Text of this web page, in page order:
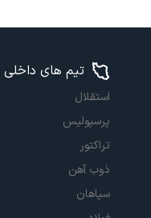
تیم های داخلی
استقلال
پرسپولیس
تراکتور
ذوب آهن
سپاهان